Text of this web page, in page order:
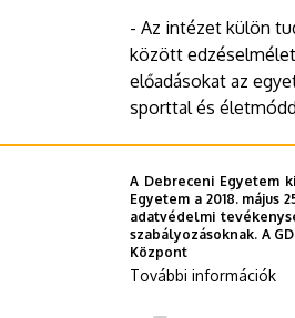
- Az intézet külön
között
előadásokat az
sporttal és
A programokról
Sajtóiroda-TB
A Debreceni Egyetem
Egyetem a 2018.
adatvédelmi
szabályozásoknak. A
Központ
További információk